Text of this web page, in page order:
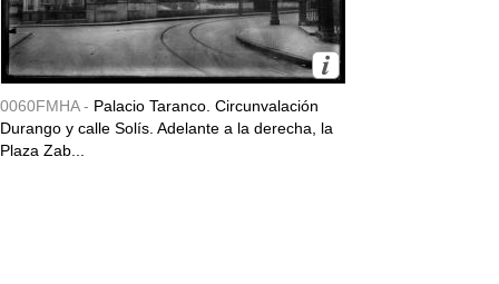
0060FMHA - Palacio Taranco. Circunvalación
Durango y calle Solís. Adelante a la derecha, la
Plaza Zab...